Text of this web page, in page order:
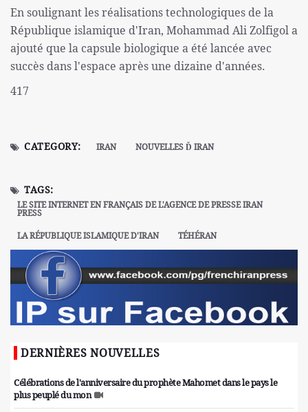
En soulignant les réalisations technologiques de la
République islamique d'Iran, Mohammad Ali Zolfigol a
ajouté que la capsule biologique a été lancée avec
succès dans l'espace après une dizaine d'années.
417
CATEGORY: IRAN NOUVELLES Ď IRAN
TAGS:
LE SITE INTERNET EN FRANÇAIS DE L'AGENCE DE PRESSE IRAN
PRESS
LA RÉPUBLIQUE ISLAMIQUE D'IRAN
TÉHÉRAN
DERNIÈRES NOUVELLES
Célébrations de l'anniversaire du prophète Mahomet dans le pays le
plus peuplé du mon